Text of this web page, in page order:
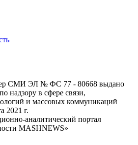
СМИ ЭЛ № ФС 77 - 80668 выдано
надзору в сфере связи,
и массовых коммуникаций
2021 г.
аналитический портал
MASHNEWS»